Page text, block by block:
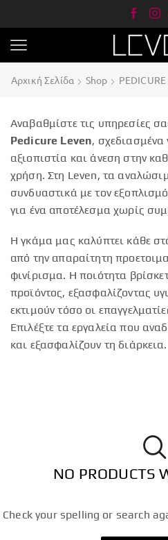
Αρχική Σελίδα Shop PEDICURE
Αναβαθμίστε τις υπηρεσίες
Pedicure Leven,
αξιοπιστία και άνεση στην
χρήση.Στη Leven, τα
συνδυαστικά με τον
για ένα αποτέλεσμα χωρίς
Η γκάμα μας καλύπτει κάθε
από την απαραίτητη
φινίρισμα. Η ποιότητα
προϊόντος, εξασφαλίζοντας
εκτιμούν τόσο οι
Επιλέξτε τα εργαλεία που
και εξασφαλίζουν τη διάρκεια.
NO PRODUCTS
Check your spelling or search